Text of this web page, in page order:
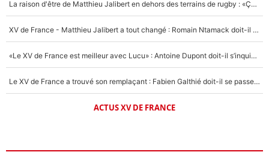
La raison d'être de Matthieu Jalibert en dehors des terrains de rugby : «Ça m'atteint autant que si tu touches à un membre de ma famille»
XV de France - Matthieu Jalibert a tout changé : Romain Ntamack doit-il s’inquiéter pour sa place à un an de la Coupe du monde ?
«Le XV de France est meilleur avec Lucu» : Antoine Dupont doit-il s’inquiéter pour sa place ?
Le XV de France a trouvé son remplaçant : Fabien Galthié doit-il se passer d'Antoine Dupont ?
ACTUS XV DE FRANCE